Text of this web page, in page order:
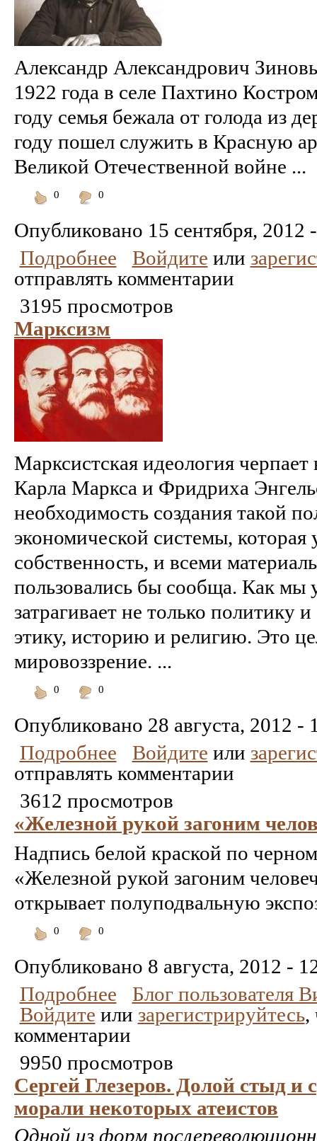
Александр Александрович
1922 года в селе Пахтино
году семья бежала от голода из
году пошел служить в Красную
Великой Отечественной войне ...
0
0
Опубликовано 15 сентября, 2012
Подробнее
Войдите или
отправлять комментарии
3195 просмотров
Марксизм
Марксистская идеология черпает
Карла Маркса и Фридриха
необходимость создания такой
экономической системы,
собственность, и всеми
пользовались бы сообща. Как мы
затрагивает не только политику
этику, историю и религию. Это
мировоззрение. ...
0
0
Опубликовано 28 августа, 2012 -
Подробнее
Войдите или
отправлять комментарии
3612 просмотров
«Железной рукой загоним
Надпись белой краской по
«Железной рукой загоним
открывает полуподвальную
0
0
Опубликовано 8 августа, 2012 -
Подробнее
Блог пользователя
Войдите или зарегистрируйтесь,
комментарии
9950 просмотров
Сергей Глезеров. Долой стыд и
морали некоторых атеистов
Одной из форм